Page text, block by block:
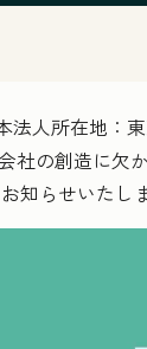
法人所在地：
社の創造に欠
知らせいたし